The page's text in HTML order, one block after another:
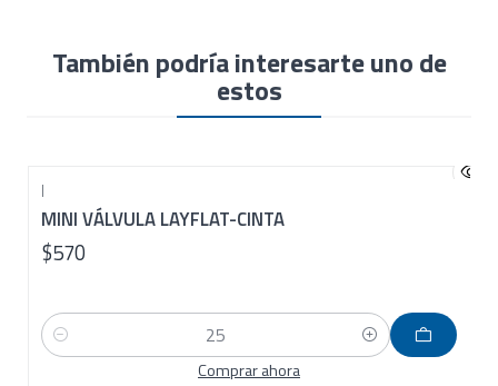
También podría interesarte uno de
estos
|
MINI VÁLVULA LAYFLAT-CINTA
$570
Cantidad
Comprar ahora